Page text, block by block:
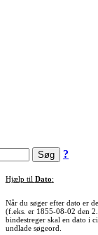
?
Hjælp til Dato:
Når du søger efter dato er
(f.eks. er 1855-08-02 den
bindestreger skal en dato i
undlade søgeord.